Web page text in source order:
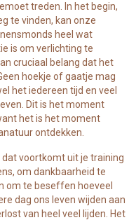
treden. In het begin,
te vinden, kan onze
heel wat
is om verlichting te
cruciaal belang dat het
hoekje of gaatje mag
het iedereen tijd en veel
Dit is het moment
het is het moment
ontdekken.
voortkomt uit je training
om dankbaarheid te
om te beseffen hoeveel
dag ons leven wijden aan
van heel veel lijden. Het